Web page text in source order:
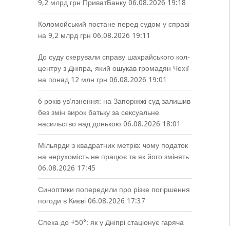
9,2 млрд грн ПриватБанку 06.08.2026 19:18
Коломойський постане перед судом у справі
на 9,2 млрд грн 06.08.2026 19:11
До суду скерували справу шахрайського кол-
центру з Дніпра, який ошукав громадян Чехії
на понад 12 млн грн 06.08.2026 19:01
6 років увʼязнення: на Запоріжжі суд залишив
без змін вирок батьку за сексуальне
насильство над донькою 06.08.2026 18:01
Мільярди з квадратних метрів: чому податок
на нерухомість не працює та як його змінять
06.08.2026 17:45
Синоптики попередили про різке погіршення
погоди в Києві 06.08.2026 17:37
Спека до +50°: як у Дніпрі стаціонує гаряча